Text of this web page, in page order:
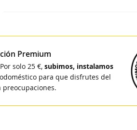
Premium
solo 25 €, subimos, instalamos
para que disfrutes del
preocupaciones.